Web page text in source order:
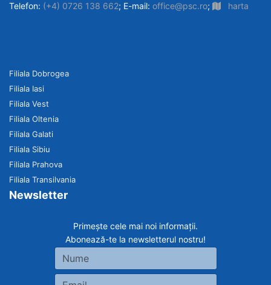
Telefon: (+4) 0726 138 662; E-mail: office@psc.ro; harta
Filiala Dobrogea
Filiala Iasi
Filiala Vest
Filiala Oltenia
Filiala Galati
Filiala Sibiu
Filiala Prahova
Filiala Transilvania
Newsletter
Primește cele mai noi informații.
Abonează-te la newsletterul nostru!